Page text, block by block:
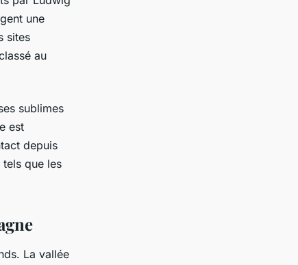
une
sites
au
sublimes
est
depuis
que les
La vallée